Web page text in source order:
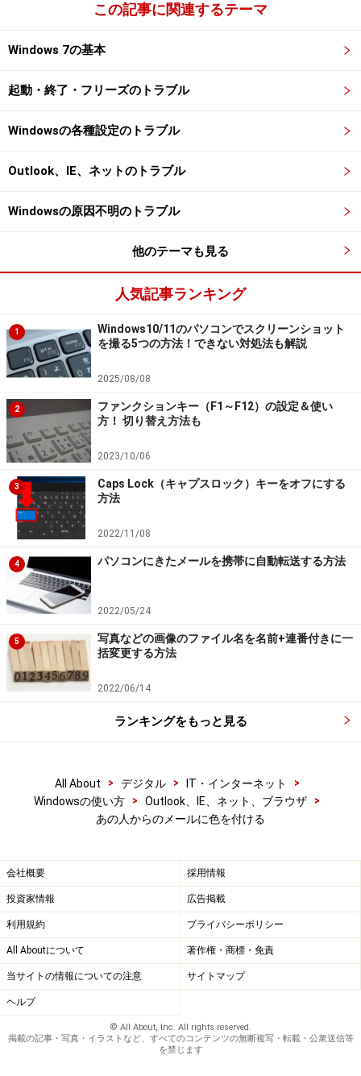
この記事に関連するテーマ
Windows 7の基本
起動・終了・フリーズのトラブル
Windowsの各種設定のトラブル
Outlook、IE、ネットのトラブル
Windowsの原因不明のトラブル
他のテーマも見る
人気記事ランキング
1
Windows10/11のパソコンでスクリーンショット
を撮る5つの方法！できない対処法も解説
2025/08/08
2
ファンクションキー（F1～F12）の設定＆使い
方！ 切り替え方法も
2023/10/06
3
Caps Lock（キャプスロック）キーをオフにする
方法
2022/11/08
4 パソコンにきたメールを携帯に自動転送する方法
2022/05/24
5
写真などの画像のファイル名を名前+連番付きに一
括変更する方法
2022/06/14
ランキングをもっと見る
All About > デジタル > IT・インターネット
>
Windowsの使い方
> Outlook、IE、ネット、ブラウザ
>
あの人からのメールに色を付ける
会社概要 採用情報
投資家情報 広告掲載
利用規約 プライバシーポリシー
All Aboutについて 著作権・商標・免責
当サイトの情報についての注意 サイトマップ
ヘルプ
© All About, Inc. All rights reserved.
掲載の記事・写真・イラストなど、すべてのコンテンツの無断複写・転載・公衆送信等
を禁じます